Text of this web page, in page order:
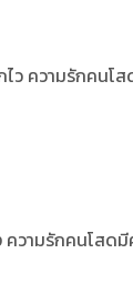
ไว ความรักค
วามรักคนโสด